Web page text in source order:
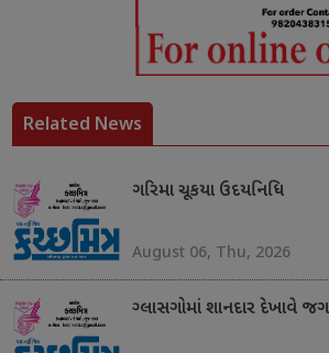
Related News
ગરિમા ચૂકયા ઉદયનિધિ
August 06, Thu, 2026
ગ્લાસગોમાં શાનદાર દેખાવે